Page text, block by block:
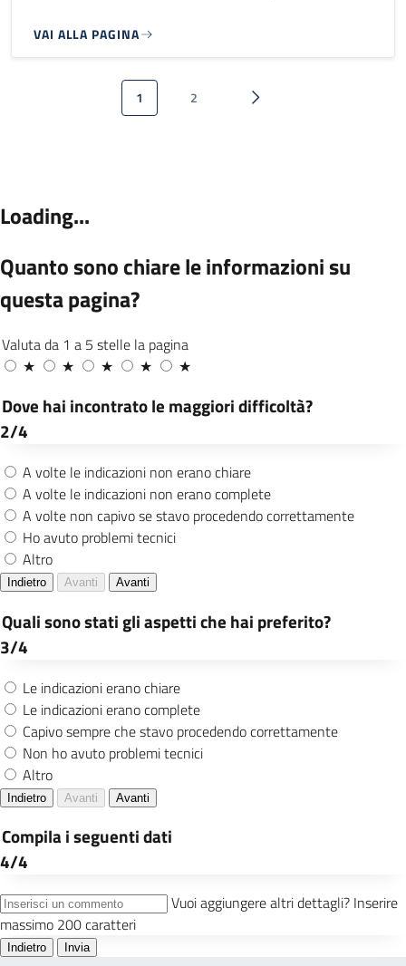
VAI ALLA PAGINA
Paginazione
Pagina attuale
1 Pagina
2 Pagina successiva